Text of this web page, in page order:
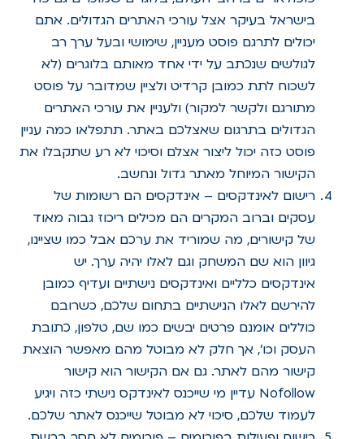
בישראל בעיקר אצל עורכי האתרים הגדולים. אתם
יכולים לתרגם פוסט מעניין, שימושי ובעל ערך רב
לגולשים שנכתב על ידי אחד מאותם בלוגרים (לא
לשכוח לתת כמובן קרדיט ולציין שמדובר על פוסט
מתורגם ולקשר למקור) ולעניין את עורכי האתרים
הגדולים בתרגום שאצלכם באתר. תתפלאו כמה עניין
פוסט כזה יכול ליצור אצלם וסיכוי לא רע שתקבלו את
הקישור המיוחל מאתר גדול ונחשב.
רישום לאינדקסים – אינדקסים הם רשומות של
עסקים וברוב המקרים הם מכילים ריכוז גבוה מאוד
של קישורים, מה שמוריד את ערכם אבל כמו שציינו,
גיוון הוא שם המשחק וגם לאלו יהיה ערך. יש
אינדקסים כלליים ואינדקסים נישתיים ועדיף כמובן
להירשם לאלו הנישתיים בתחום שלכם, כשרובם
כוללים אומנם פרטים יבשים כמו שם, טלפון, כתובת
העסק וכו', אך חלק לא מבוטל מהם מאפשר הוצאת
קישור מהם לאתר. גם אם הקישור הוא קישור
Nofollow עדיין מי שייכנס לאינדקס נישתי כזה ויגיע
לעמוד שלכם, סיכוי לא מבוטל שייכנס לאתר שלכם.